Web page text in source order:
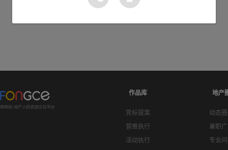
作品库
竞标提案
营推执行
活动执行
地产
动态
兼职
专业